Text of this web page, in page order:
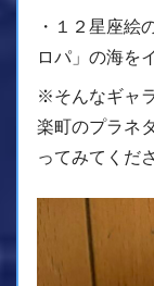
・１２星座絵
ロパ」の海を
※そんなギャ
楽町のプラネ
ってみてくだ